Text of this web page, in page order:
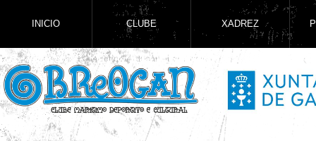
INICIO CLUBE XADREZ